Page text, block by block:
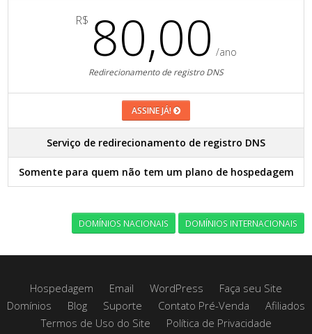
R$ 80,00 /ano
Redirecionamento de registro DNS
ASSINE JÁ!
Serviço de redirecionamento de registro DNS
Somente para quem não tem um plano de hospedagem
DOMÍNIOS NACIONAIS DOMÍNIOS INTERNACIONAIS
Hospedagem Email WordPress
Faça seu Site
Domínios
Blog Suporte Contato Pré-Venda
Afiliados
Termos de Uso do Site
Política de Privacidade